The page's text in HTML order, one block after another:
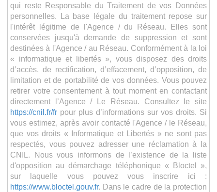
qui reste Responsable du Traitement de vos Données
personnelles. La base légale du traitement repose sur
l'intérêt légitime de l'Agence / du Réseau. Elles sont
conservées jusqu'à demande de suppression et sont
destinées à l'Agence / au Réseau. Conformément à la loi
« informatique et libertés », vous disposez des droits
d’accès, de rectification, d’effacement, d’opposition, de
limitation et de portabilité de vos données. Vous pouvez
retirer votre consentement à tout moment en contactant
directement l’Agence / Le Réseau. Consultez le site
https://cnil.fr/fr pour plus d’informations sur vos droits. Si
vous estimez, après avoir contacté l'Agence / le Réseau,
que vos droits « Informatique et Libertés » ne sont pas
respectés, vous pouvez adresser une réclamation à la
CNIL. Nous vous informons de l’existence de la liste
d'opposition au démarchage téléphonique « Bloctel »,
sur laquelle vous pouvez vous inscrire ici :
https://www.bloctel.gouv.fr. Dans le cadre de la protection